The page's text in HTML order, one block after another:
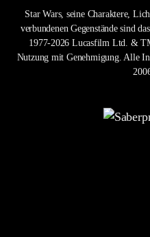
Star Wars, seine Charaktere,
verbundenen Gegenstände sind
1977-2026 Lucasfilm Ltd. &
Nutzung mit Genehmigung. Alle